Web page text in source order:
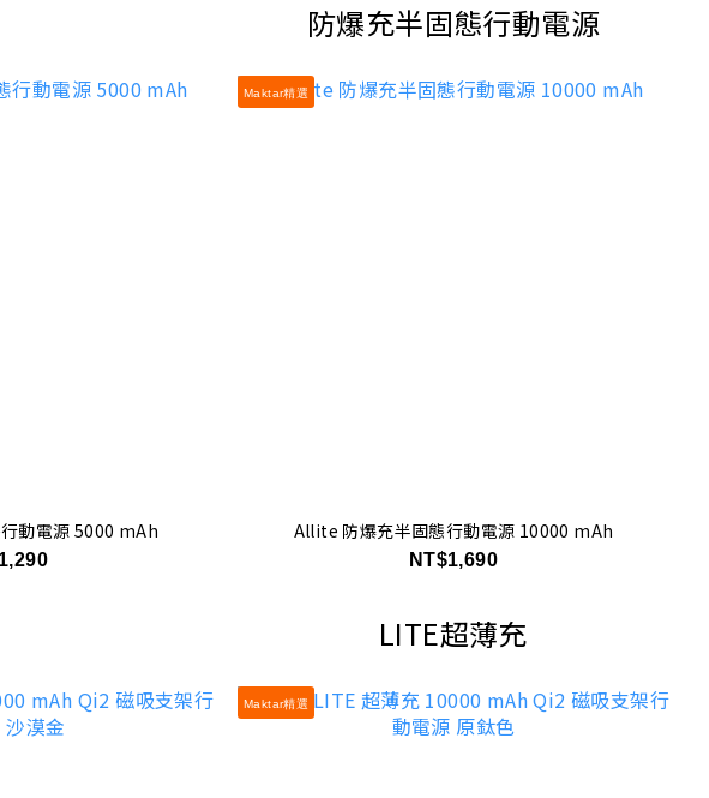
防爆充半固態行動電源
動電源 5000 mAh
Maktar精選
Allite 防爆充半固態行動電源 10000 mAh
NT$1,690
LITE超薄充
Maktar精選